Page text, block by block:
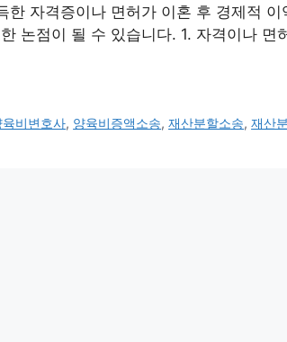
한 자격증이나 면허가 이혼 후 경제적
논점이 될 수 있습니다. 1. 자격이나 면
육비변호사, 양육비증액소송,재산분할소송,재산